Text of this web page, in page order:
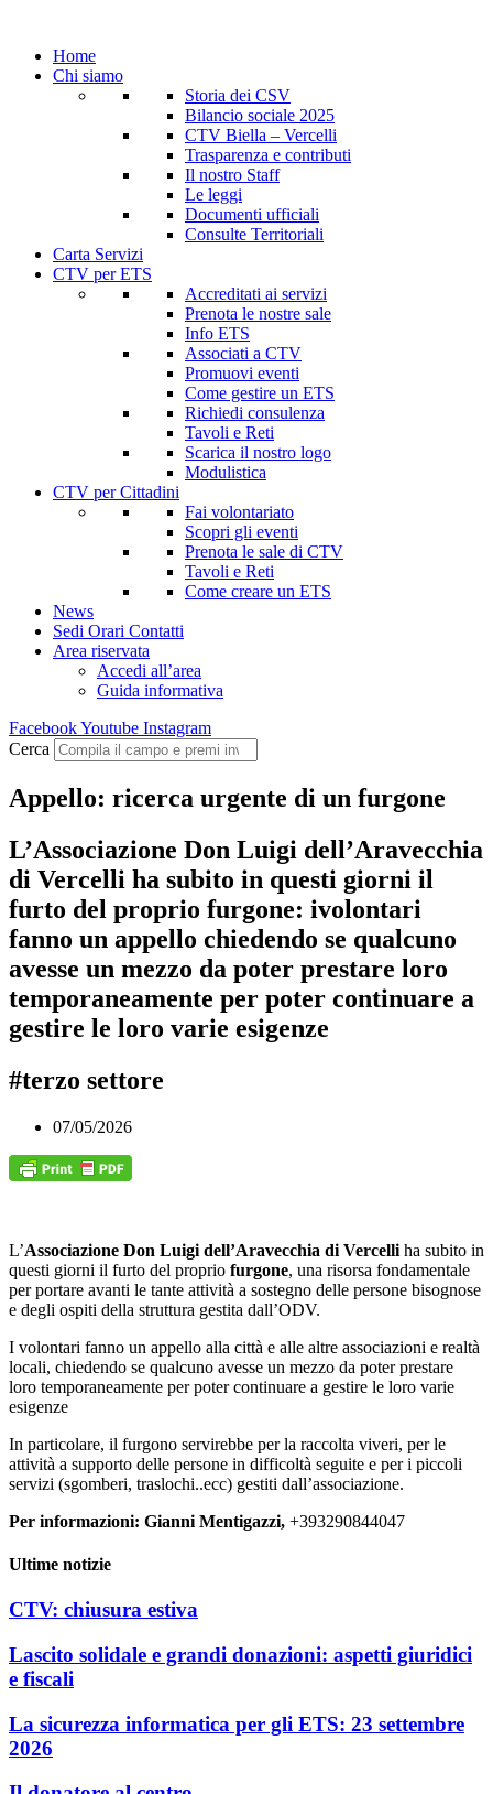
Home
Chi siamo
Storia dei CSV
Bilancio sociale 2025
CTV Biella – Vercelli
Trasparenza e contributi
Il nostro Staff
Le leggi
Documenti ufficiali
Consulte Territoriali
Carta Servizi
CTV per ETS
Accreditati ai servizi
Prenota le nostre sale
Info ETS
Associati a CTV
Promuovi eventi
Come gestire un ETS
Richiedi consulenza
Tavoli e Reti
Scarica il nostro logo
Modulistica
CTV per Cittadini
Fai volontariato
Scopri gli eventi
Prenota le sale di CTV
Tavoli e Reti
Come creare un ETS
News
Sedi Orari Contatti
Area riservata
Accedi all’area
Guida informativa
FacebookYoutube Instagram
Cerca
Appello: ricerca urgente di un furgone
L’Associazione Don Luigi dell’Aravecchia
di Vercelli ha subito in questi giorni il
furto del proprio furgone: ivolontari
fanno un appello chiedendo se qualcuno
avesse un mezzo da poter prestare loro
temporaneamente per poter continuare a
gestire le loro varie esigenze
#terzo settore
07/05/2026
L’Associazione Don Luigi dell’Aravecchia di Vercelli ha subito in
questi giorni il furto del proprio furgone, una risorsa fondamentale
per portare avanti le tante attività a sostegno delle persone bisognose
e degli ospiti della struttura gestita dall’ODV.
I volontari fanno un appello alla città e alle altre associazioni e realtà
locali, chiedendo se qualcuno avesse un mezzo da poter prestare
loro temporaneamente per poter continuare a gestire le loro varie
esigenze
In particolare, il furgono servirebbe per la raccolta viveri, per le
attività a supporto delle persone in difficoltà seguite e per i piccoli
servizi (sgomberi, traslochi..ecc) gestiti dall’associazione.
Per informazioni: Gianni Mentigazzi, +393290844047
Ultime notizie
CTV: chiusura estiva
Lascito solidale e grandi donazioni: aspetti giuridici
e fiscali
La sicurezza informatica per gli ETS: 23 settembre
2026